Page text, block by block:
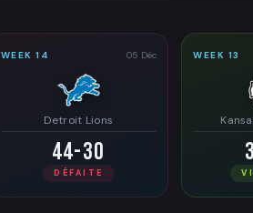
WEEK 14 05 Déc
Detroit Lions
44-30
DÉFAITE
WEEK 13